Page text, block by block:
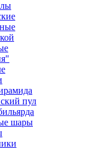
пул
шары